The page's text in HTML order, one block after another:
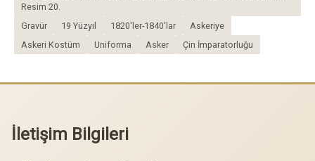
Resim 20.
Gravür
19 Yüzyıl 1820'ler-1840'lar
Askeriye
Askeri Kostüm
Uniforma Asker Çin İmparatorluğu
İletişim Bilgileri